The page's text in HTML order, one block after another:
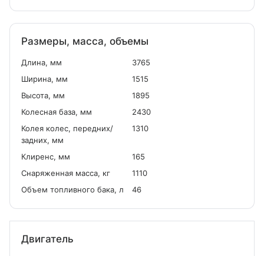
Размеры, масса, объемы
Длина, мм
3765
Ширина, мм
1515
Высота, мм
1895
Колесная база, мм
2430
Колея колес, передних/
задних, мм
1310
Клиренс, мм
165
Снаряженная масса, кг
1110
Объем топливного бака, л
46
Двигатель